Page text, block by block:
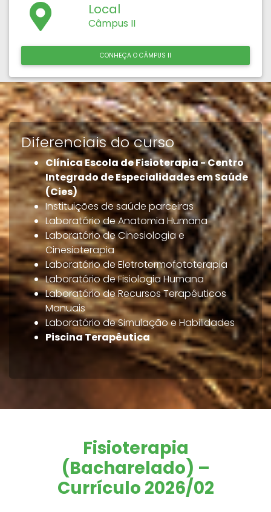
Local
Câmpus II
CONHEÇA O CÂMPUS II
Diferenciais do curso
Clínica Escola de Fisioterapia - Centro
Integrado de Especialidades em Saúde
(Cies)
Instituições de saúde parceiras
Laboratório de Anatomia Humana
Laboratório de Cinesiologia e
Cinesioterapia
Laboratório de Eletrotermofototerapia
Laboratório de Fisiologia Humana
Laboratório de Recursos Terapêuticos
Manuais
Laboratório de Simulação e Habilidades
Piscina Terapêutica
Fisioterapia
(Bacharelado) –
Currículo 2026/02